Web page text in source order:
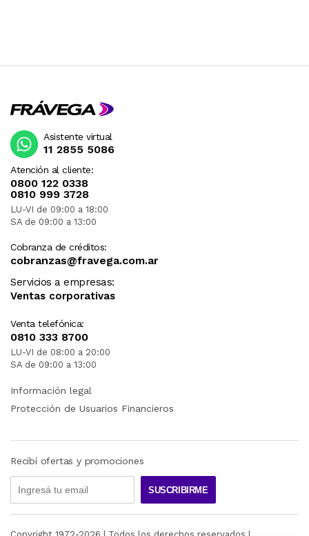
Atención al cliente:
0800 122 0338
0810 999 3728
LU-VI de 09:00 a 18:00
SA de 09:00 a 13:00
Cobranza de créditos:
cobranzas@fravega.com.ar
Servicios a empresas:
Ventas corporativas
Venta telefónica:
0810 333 8700
LU-VI de 08:00 a 20:00
SA de 09:00 a 13:00
Asistente virtual
11 2855 5086
Información legal
Protección de Usuarios Financieros
Recibí ofertas y promociones
SUSCRIBIRME